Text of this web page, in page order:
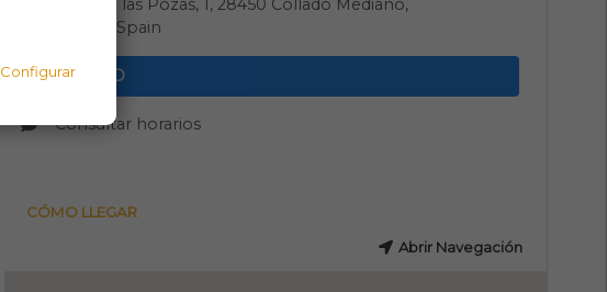
Calle de las Pozas, 1, 28450 Collado Mediano,
Madrid, Spain
MADRID
Consultar horarios
CÓMO LLEGAR
Abrir Navegación
Configurar